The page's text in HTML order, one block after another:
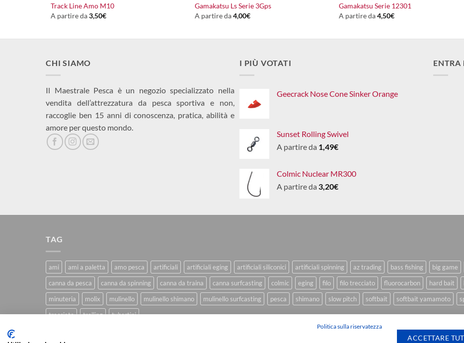
Track Line Amo M10
A partire da3,50€
Gamakatsu Ls Serie 3Gps
A partire da4,00€
Gamakatsu Serie 12301
A partire da4,50€
CHI SIAMO
Il Maestrale Pesca è un negozio specializzato nella
vendita dell’attrezzatura da pesca sportiva e non,
raccoglie ben 15 anni di conoscenza, pratica, abilità e
amore per questo mondo.
I PIÙ VOTATI
Geecrack Nose Cone Sinker Orange
Sunset Rolling Swivel
A partire da 1,49€
Colmic Nuclear MR300
A partire da 3,20€
ENTRA
TAG
ami ami a paletta amo pesca artificiali artificiali eging artificiali siliconici artificiali spinning az trading bass fishing big game
canna da pesca
canna da spinning canna da traina canna surfcasting colmic eging filo filo trecciato fluorocarbon hard bait
minuteria
molix mulinello mulinello shimano mulinello surfcasting pesca shimano slow pitch softbait softbait yamamoto
trecciato
trolling tubertini
Politica sulla riservatezza
ACCETTARE